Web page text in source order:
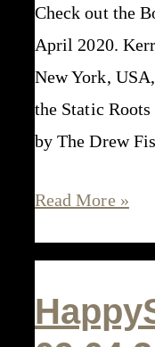
Check out the
April 2020.
New York,
the Static
by The Drew
The
Show
–
Kerry
Read More »